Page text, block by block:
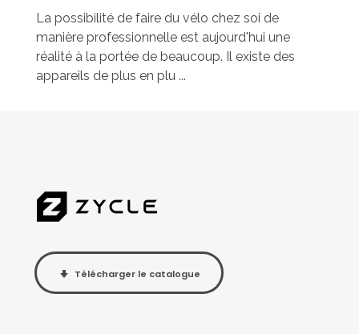
La possibilité de faire du vélo chez soi de
manière professionnelle est aujourd'hui une
réalité à la portée de beaucoup. Il existe des
appareils de plus en plu ...
Télécharger le catalogue